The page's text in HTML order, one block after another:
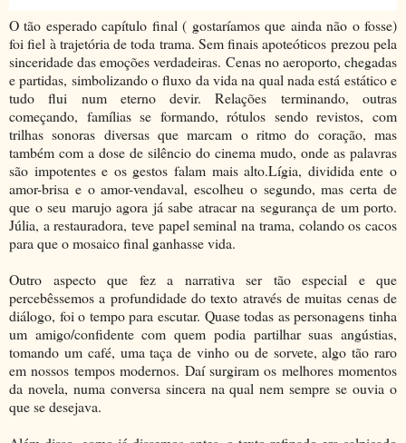
O tão esperado capítulo final ( gostaríamos que ainda não o fosse)
foi fiel à trajetória de toda trama. Sem finais apoteóticos prezou pela
sinceridade das emoções verdadeiras. Cenas no aeroporto, chegadas
e partidas, simbolizando o fluxo da vida na qual nada está estático e
tudo flui num eterno devir. Relações terminando, outras
começando, famílias se formando, rótulos sendo revistos, com
trilhas sonoras diversas que marcam o ritmo do coração, mas
também com a dose de silêncio do cinema mudo, onde as palavras
são impotentes e os gestos falam mais alto.Lígia, dividida ente o
amor-brisa e o amor-vendaval, escolheu o segundo, mas certa de
que o seu marujo agora já sabe atracar na segurança de um porto.
Júlia, a restauradora, teve papel seminal na trama, colando os cacos
para que o mosaico final ganhasse vida.
Outro aspecto que fez a narrativa ser tão especial e que
percebêssemos a profundidade do texto através de muitas cenas de
diálogo, foi o tempo para escutar. Quase todas as personagens tinha
um amigo/confidente com quem podia partilhar suas angústias,
tomando um café, uma taça de vinho ou de sorvete, algo tão raro
em nossos tempos modernos. Daí surgiram os melhores momentos
da novela, numa conversa sincera na qual nem sempre se ouvia o
que se desejava.